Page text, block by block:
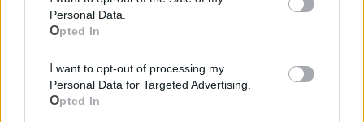
Personal Data.
Opted In
Personal Data for Targeted Advertising.
Opted In